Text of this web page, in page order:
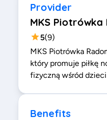
Provider
MKS Piotrówka
5(9)
MKS Piotrówka
który promuje piłkę
fizyczną wśród
Benefits